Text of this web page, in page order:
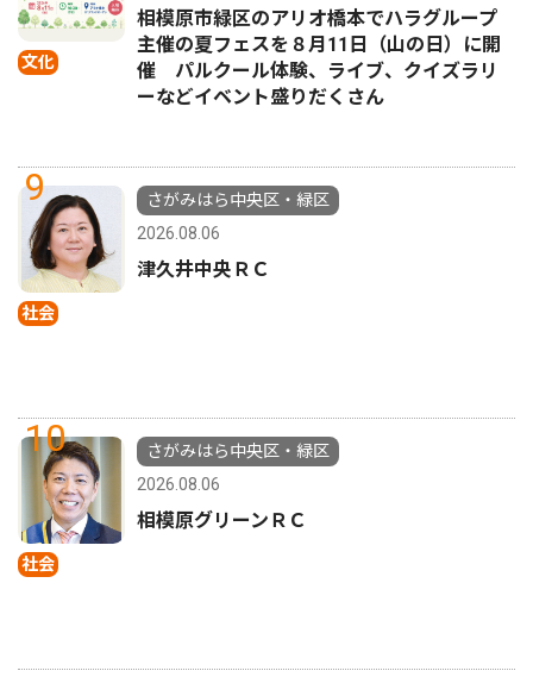
文化
相模原市緑区のアリオ橋本でハラグループ
主催の夏フェスを８月11日（山の日）に開
催 パルクール体験、ライブ、クイズラリ
ーなどイベント盛りだくさん
9
社会
さがみはら中央区・緑区
2026.08.06
津久井中央ＲＣ
10
社会
さがみはら中央区・緑区
2026.08.06
相模原グリーンＲＣ